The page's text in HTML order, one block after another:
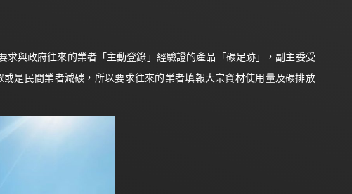
與政府往來的業者「主動登錄」經驗證的產品「碳足跡」，副主委受
是民間業者減碳，所以要求往來的業者填報大宗資材使用量及碳排放